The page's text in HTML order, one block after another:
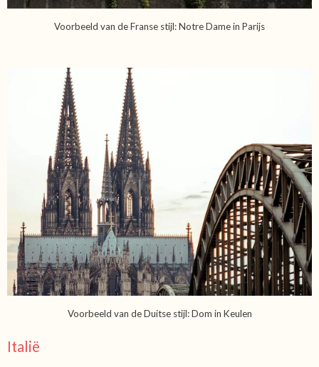
Voorbeeld van de Franse stijl: Notre Dame in Parijs
Voorbeeld van de Duitse stijl: Dom in Keulen
Italië